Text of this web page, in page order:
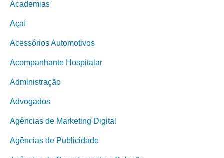
Academias
Açaí
Acessórios Automotivos
Acompanhante Hospitalar
Administração
Advogados
Agências de Marketing Digital
Agências de Publicidade